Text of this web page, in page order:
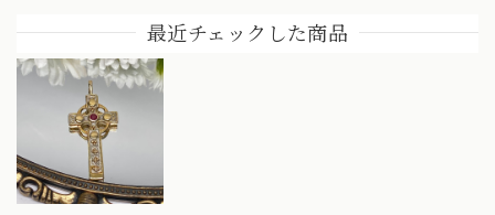
ェーン ネックレス
MOP00286 S
ーフ MOP00292
最近チェックした商品